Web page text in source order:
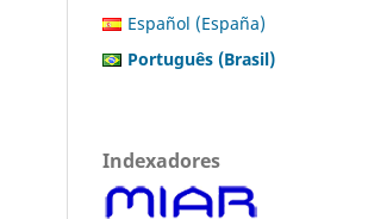
Español (España)
Português (Brasil)
Indexadores